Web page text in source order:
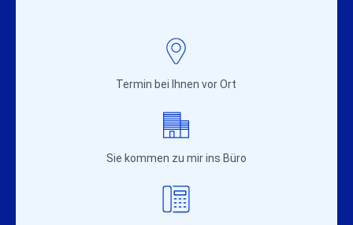
Termin bei Ihnen vor Ort
Sie kommen zu mir ins Büro